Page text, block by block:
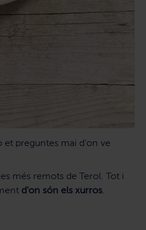
et preguntes mai d'on ve
més remots de Terol. Tot i
d'on són els xurros.